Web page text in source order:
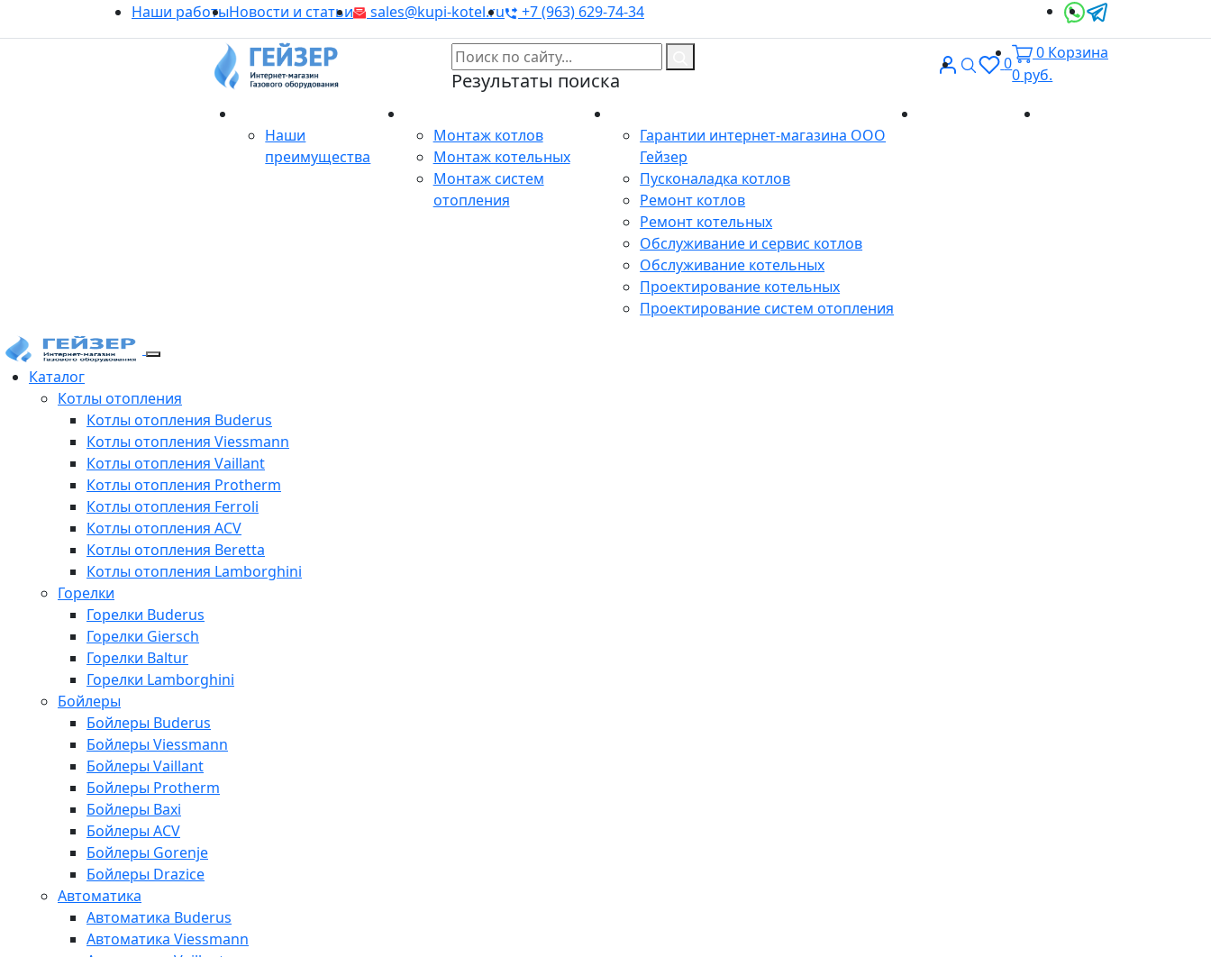
Наши работыНовости и статьи sales@kupi-kotel.ru +7 (963) 629-74-34
Результаты поиска
ВходПоиск
0
0 Корзина
0 руб.
Наши
преимущества
Монтаж котлов
Монтаж котельных
Монтаж систем
отопления
Гарантии интернет-магазина ООО
Гейзер
Пусконаладка котлов
Ремонт котлов
Ремонт котельных
Обслуживание и сервис котлов
Обслуживание котельных
Проектирование котельных
Проектирование систем отопления
Каталог
Котлы отопления
Котлы отопления Buderus
Котлы отопления Viessmann
Котлы отопления Vaillant
Котлы отопления Protherm
Котлы отопления Ferroli
Котлы отопления ACV
Котлы отопления Beretta
Котлы отопления Lamborghini
Горелки
Горелки Buderus
Горелки Giersch
Горелки Baltur
Горелки Lamborghini
Бойлеры
Бойлеры Buderus
Бойлеры Viessmann
Бойлеры Vaillant
Бойлеры Protherm
Бойлеры Baxi
Бойлеры ACV
Бойлеры Gorenje
Бойлеры Drazice
Автоматика
Автоматика Buderus
Автоматика Viessmann